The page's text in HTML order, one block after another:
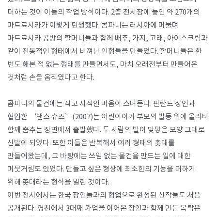
더하는 것이 이들의 작업 방식이다. 2층 전시장에 놓인 약 270개의
마트료시카가 이렇게 탄생했다. 콤파니는 러시아에 머물며
마트료시카 공방의 할머니들과 함께 배추, 가지, 고래, 아이스크림과
같이 전통적인 형태에서 비껴난 인형들을 만들었다. 할머니들은 한
번도 해본 적 없는 형태를 만들면서도, 마치 오래전부터 만들어온
것처럼 손을 움직였다고 한다.​
콤파니의 물건에는 작고 사적인 마음이 스며든다. 핀란드 장인과
협업한 ‘댄스 슈즈’(2007)는 어린아이가 부모의 발등 위에 올라타
함께 춤추는 장면에서 출발했다. 두 사람의 발이 맞닿은 모양 그대로
신발이 되었다. 또한 이들은 반복해서 여러 형태의 촛대를
만들어왔는데, 그 바탕에는 쓰임 없는 물건을 만드는 일에 대한
머뭇거림도 있었다. 만들고 싶은 형상에 최소한의 기능을 더하기
위해 촛대라는 형식을 빌린 것이다.
이번 전시에서는 한국 장인들과의 협업으로 완성된 신작들도 처음
공개된다. 영천에서 3대째 가업을 이어온 장인과 함께 만든 목탁은